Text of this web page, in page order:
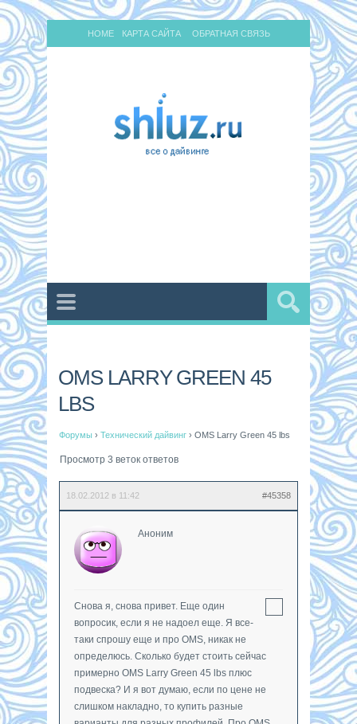
HOME КАРТА САЙТА ОБРАТНАЯ СВЯЗЬ
OMS LARRY GREEN 45
LBS
Форумы › Технический дайвинг › OMS Larry Green 45 lbs
Просмотр 3 веток ответов
18.02.2012 в 11:42 #45358
Аноним
Снова я, снова привет. Еще один
вопросик, если я не надоел еще. Я все-
таки спрошу еще и про OMS, никак не
определюсь. Сколько будет стоить сейчас
примерно OMS Larry Green 45 lbs плюс
подвеска? И я вот думаю, если по цене не
слишком накладно, то купить разные